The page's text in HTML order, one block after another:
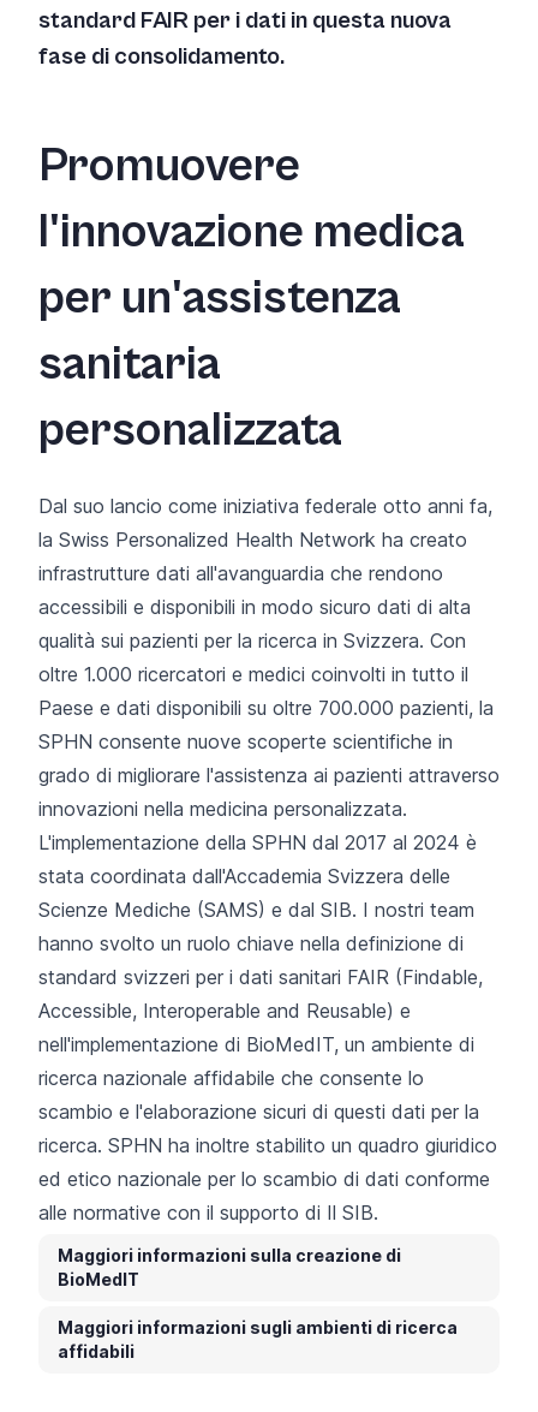
standard FAIR per i dati in questa nuova
fase di consolidamento.
Promuovere
l'innovazione medica
per un'assistenza
sanitaria
personalizzata
Dal suo lancio come iniziativa federale otto anni fa,
la Swiss Personalized Health Network ha creato
infrastrutture dati all'avanguardia che rendono
accessibili e disponibili in modo sicuro dati di alta
qualità sui pazienti per la ricerca in Svizzera. Con
oltre 1.000 ricercatori e medici coinvolti in tutto il
Paese e dati disponibili su oltre 700.000 pazienti, la
SPHN consente nuove scoperte scientifiche in
grado di migliorare l'assistenza ai pazienti attraverso
innovazioni nella medicina personalizzata.
L'implementazione della SPHN dal 2017 al 2024 è
stata coordinata dall'Accademia Svizzera delle
Scienze Mediche (SAMS) e dal SIB. I nostri team
hanno svolto un ruolo chiave nella definizione di
standard svizzeri per i dati sanitari FAIR (Findable,
Accessible, Interoperable and Reusable) e
nell'implementazione di BioMedIT, un ambiente di
ricerca nazionale affidabile che consente lo
scambio e l'elaborazione sicuri di questi dati per la
ricerca. SPHN ha inoltre stabilito un quadro giuridico
ed etico nazionale per lo scambio di dati conforme
alle normative con il supporto di Il SIB.
Maggiori informazioni sulla creazione di
BioMedIT
Maggiori informazioni sugli ambienti di ricerca
affidabili